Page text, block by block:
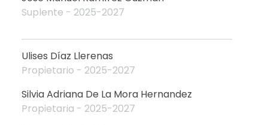
Suplente - 2025-2027
Ulises Díaz Llerenas
Propietario - 2025-2027
Silvia Adriana De La Mora Hernandez
Propietaria - 2025-2027